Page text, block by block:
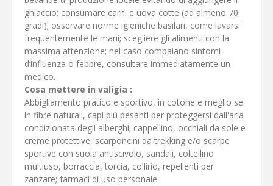
ghiaccio; consumare carni e uova cotte (ad almeno 70
gradi); osservare norme igieniche basilari, come lavarsi
frequentemente le mani; scegliere gli alimenti con la
massima attenzione; nel caso compaiano sintomi
d’influenza o febbre, consultare immediatamente un
medico.
Cosa mettere in valigia :
Abbigliamento pratico e sportivo, in cotone e meglio se
in fibre naturali, capi più pesanti per proteggersi dall'aria
condizionata degli alberghi; cappellino, occhiali da sole e
creme protettive, scarponcini da trekking e/o scarpe
sportive con suola antiscivolo, sandali, coltellino
multiuso, borraccia, torcia, collirio, repellenti per
zanzare; farmaci di uso personale.